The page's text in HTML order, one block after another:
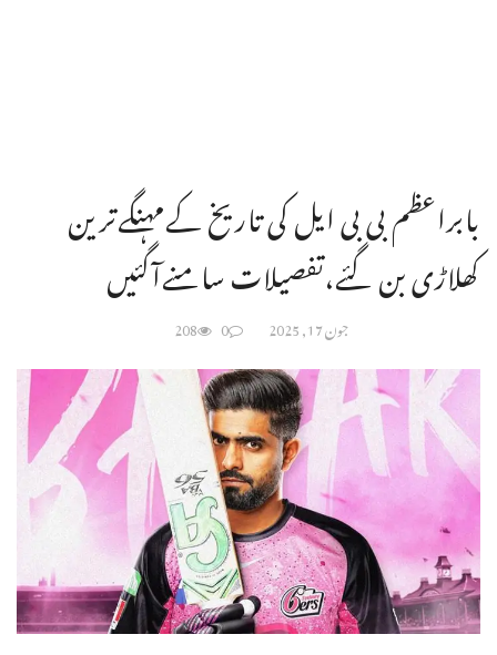
بابراعظم بی بی ایل کی تاریخ کےمہنگےترین
کھلاڑی بن گئے،تفصیلات سامنےآگئیں
جون 17, 2025 0
208